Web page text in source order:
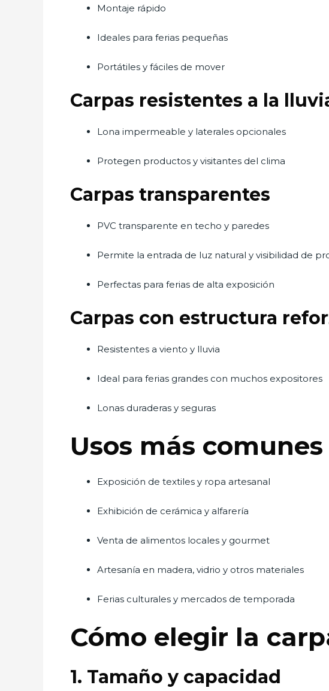
Montaje rápido
Ideales para ferias pequeñas
Portátiles y fáciles de mover
Carpas resistentes a la
Lona impermeable y laterales opcionales
Protegen productos y visitantes del clima
Carpas transparentes
PVC transparente en techo y paredes
Permite la entrada de luz natural y visibilidad de
Perfectas para ferias de alta exposición
Carpas con estructura
Resistentes a viento y lluvia
Ideal para ferias grandes con muchos expositores
Lonas duraderas y seguras
Usos más
Exposición de textiles y ropa artesanal
Exhibición de cerámica y alfarería
Venta de alimentos locales y gourmet
Artesanía en madera, vidrio y otros materiales
Ferias culturales y mercados de temporada
Cómo elegir la
1. Tamaño y capacidad